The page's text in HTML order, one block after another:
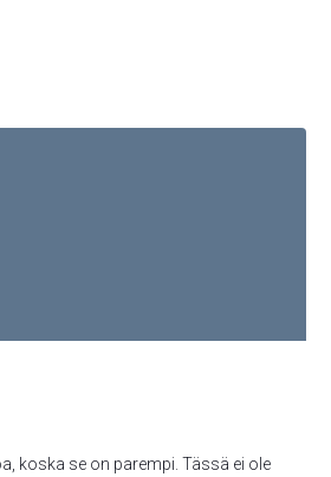
koska se on parempi. Tässä ei ole